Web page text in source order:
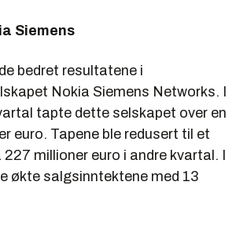
Siemens
bedret resultatene i
Nokia Siemens Networks. I
tapte dette selskapet over en
euro. Tapene ble redusert til et
millioner euro i andre kvartal. I
økte salgsinntektene med 13